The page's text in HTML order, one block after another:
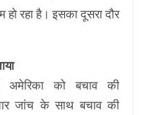
रहा है। इसका दूसरा दौर
अमेरिका को बचाव की
जांच के साथ बचाव की